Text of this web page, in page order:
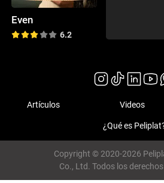
Even
6.2
Artículos Videos
¿Qué es
Copyright © 2020-2026
Co., Ltd. Todos los